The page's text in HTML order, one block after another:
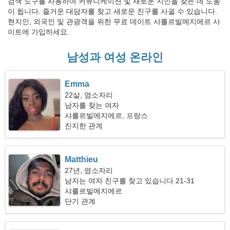
이 됩니다. 즐거운 대담자를 찾고 새로운 친구를 사귈 수 있습니다.
현지인, 외국인 및 관광객을 위한 무료 데이트 샤를르빌메지에르 사
이트에 가입하세요.
남성과 여성 온라인
Emma
22살, 염소자리
남자를 찾는 여자
샤를르빌메지에르, 프랑스
진지한 관계
Matthieu
27년, 염소자리
남자는 여자 친구를 찾고 있습니다 21-31
샤를르빌메지에르
단기 관계